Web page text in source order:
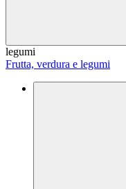
legumi
Frutta, verdura e legumi